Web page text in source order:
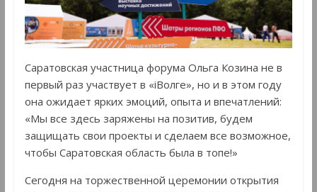
Саратовская участница форума Ольга Козина не в
первый раз участвует в «iВолге», но и в этом году
она ожидает ярких эмоций, опыта и впечатлений:
«Мы все здесь заряжены на позитив, будем
защищать свои проекты и сделаем все возможное,
чтобы Саратовская область была в топе!»
Сегодня на торжественной церемонии открытия